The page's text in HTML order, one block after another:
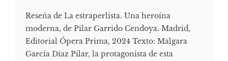
Reseña de La estraperlista. Una heroína
moderna, de Pilar Garrido Cendoya. Madrid,
Editorial Ópera Prima, 2024 Texto: Malgara
García Díaz Pilar, la protagonista de esta